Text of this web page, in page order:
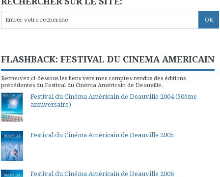
FLASHBACK: FESTIVAL DU CINEMA AMERICAIN
Retrouvez ci-dessous les liens vers mes comptes-rendus des éditions
précédentes du Festival du Cinéma Américain de Deauville.
Festival du Cinéma Américain de Deauville 2004 (30ème
anniversaire)
Festival du Cinéma Américain de Deauville 2005
Festival du Cinéma Américain de Deauville 2006